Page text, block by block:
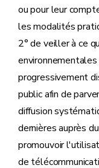
ou pour leur
les modalités
2° de veiller à ce
progressivement
public afin de
diffusion
dernières auprès
promouvoir
de